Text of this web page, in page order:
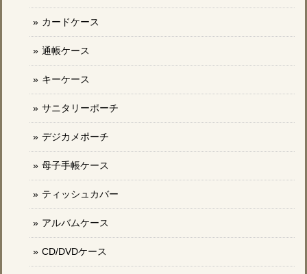
カードケース
通帳ケース
キーケース
サニタリーポーチ
デジカメポーチ
母子手帳ケース
ティッシュカバー
アルバムケース
CD/DVDケース